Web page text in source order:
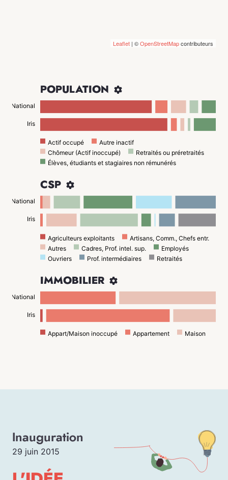
Leaflet | ©OpenStreetMapcontributeurs
POPULATION 
National
Iris
Actif occupé
Autre inactif
Chômeur (Actif inoccupé)
Retraités ou préretraités
Élèves, étudiants et stagiaires non rémunérés
CSP 
National
Iris
Agriculteurs exploitants
Artisans, Comm., Chefs entr.
Autres
Cadres, Prof. intel. sup.
Employés
Ouvriers
Prof. intermédiaires Retraités
IMMOBILIER 
National
Iris
Appart/Maison inoccupé Appartement Maison
Inauguration
29 juin 2015